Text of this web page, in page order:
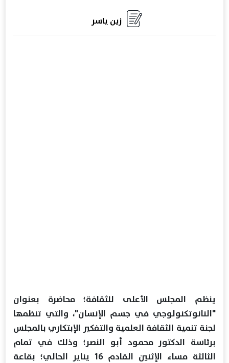
زين ياسر
ينظم المجلس الأعلى للثقافة؛ محاضرة بعنوان
"النانوتكنولوجي في جسم الإنسان"، والتي تنظمها
لجنة تنمية الثقافة العلمية والتفكير الإبتكاري بالمجلس
برئاسة الدكتور محمود أبو النصر؛ وذلك في تمام
الثالثة مساء الإثنين القادم 16 يناير الحالي؛ بقاعة